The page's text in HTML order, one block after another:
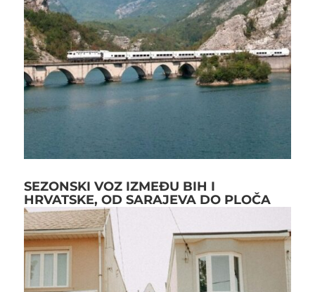
SEZONSKI VOZ IZMEĐU BIH I
HRVATSKE, OD SARAJEVA DO PLOČA